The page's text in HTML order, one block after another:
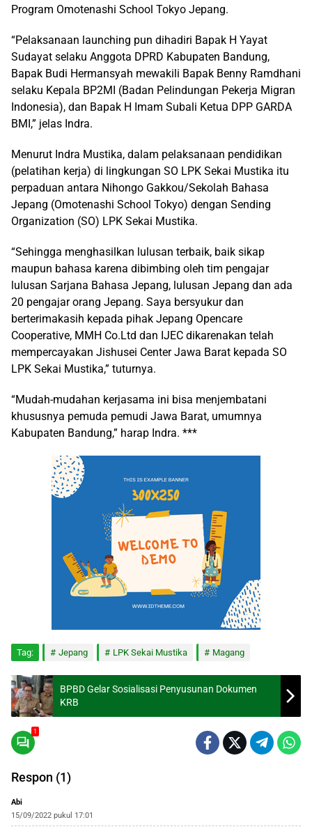
Program Omotenashi School Tokyo Jepang.
“Pelaksanaan launching pun dihadiri Bapak H Yayat
Sudayat selaku Anggota DPRD Kabupaten Bandung,
Bapak Budi Hermansyah mewakili Bapak Benny Ramdhani
selaku Kepala BP2MI (Badan Pelindungan Pekerja Migran
Indonesia), dan Bapak H Imam Subali Ketua DPP GARDA
BMI,” jelas Indra.
Menurut Indra Mustika, dalam pelaksanaan pendidikan
(pelatihan kerja) di lingkungan SO LPK Sekai Mustika itu
perpaduan antara Nihongo Gakkou/Sekolah Bahasa
Jepang (Omotenashi School Tokyo) dengan Sending
Organization (SO) LPK Sekai Mustika.
“Sehingga menghasilkan lulusan terbaik, baik sikap
maupun bahasa karena dibimbing oleh tim pengajar
lulusan Sarjana Bahasa Jepang, lulusan Jepang dan ada
20 pengajar orang Jepang. Saya bersyukur dan
berterimakasih kepada pihak Jepang Opencare
Cooperative, MMH Co.Ltd dan IJEC dikarenakan telah
mempercayakan Jishusei Center Jawa Barat kepada SO
LPK Sekai Mustika,” tuturnya.
“Mudah-mudahan kerjasama ini bisa menjembatani
khususnya pemuda pemudi Jawa Barat, umumnya
Kabupaten Bandung,” harap Indra. ***
Tag: Jepang LPK Sekai Mustika Magang
BPBD Gelar Sosialisasi Penyusunan Dokumen
KRB
1
Respon (1)
Abi
15/09/2022 pukul 17:01